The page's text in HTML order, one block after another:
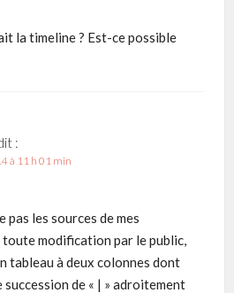
la timeline ? Est-ce possible
:
à 11 h 01 min
pas les sources de mes
modification par le public,
tableau à deux colonnes dont
succession de « | » adroitement